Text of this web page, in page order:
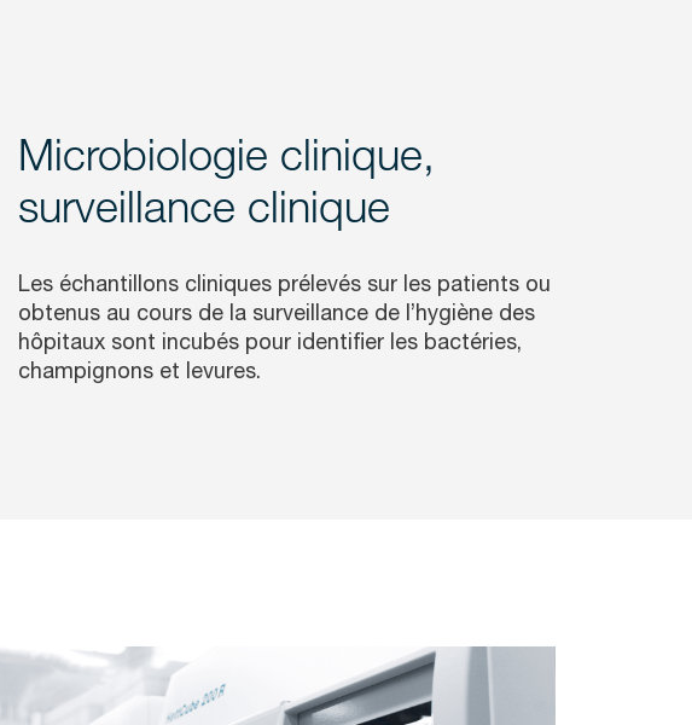
Microbiologie clinique,
surveillance clinique
Les échantillons cliniques prélevés sur les patients ou
obtenus au cours de la surveillance de l’hygiène des
hôpitaux sont incubés pour identifier les bactéries,
champignons et levures.